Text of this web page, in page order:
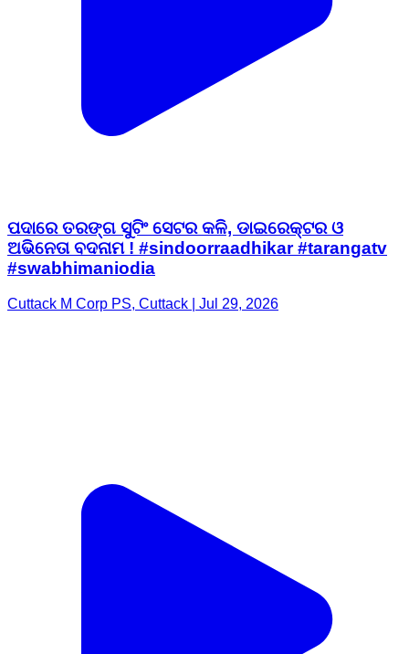
ପଦାରେ ତରଙ୍ଗ ସୁଟିଂ ସେଟର କଳି, ଡାଇରେକ୍ଟର ଓ
ଅଭିନେତା ବଦନାମ ! #sindoorraadhikar #tarangatv
#swabhimaniodia
Cuttack M Corp PS, Cuttack | Jul 29, 2026